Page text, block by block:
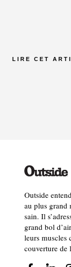
LIRE CET
Outside
au plus grand
sain. Il
grand bol
leurs muscles
couverture de